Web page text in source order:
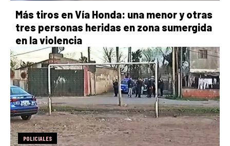
Más tiros en Vía Honda: una menor y otras
tres personas heridas en zona sumergida
en la violencia
POLICIALES